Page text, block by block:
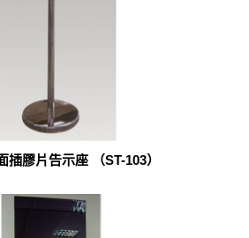
插膠片告示座 （ST-103）